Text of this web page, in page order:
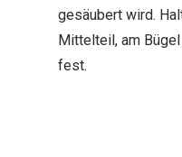
gesäubert wird.
Mittelteil, am
fest.